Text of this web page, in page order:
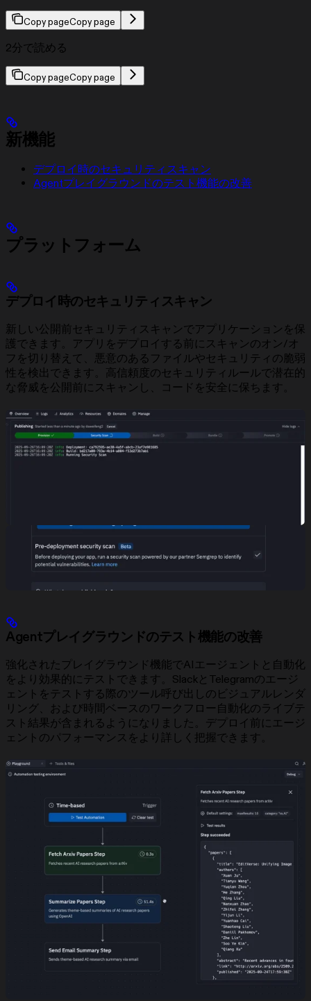
Copy pageCopy page
2分で読める
Copy pageCopy page
新機能
デプロイ時のセキュリティスキャン
Agentプレイグラウンドのテスト機能の改善
プラットフォーム
デプロイ時のセキュリティスキャン
新しい公開前セキュリティスキャンでアプリケーションを保
護できます。アプリをデプロイする前にスキャンのオン/オ
フを切り替えて、悪意のあるファイルやセキュリティの脆弱
性を検出できます。高信頼度のセキュリティルールで潜在的
な脅威を公開前にスキャンし、コードを安全に保ちます。
Agentプレイグラウンドのテスト機能の改善
強化されたプレイグラウンド機能でAIエージェントと自動化
をより効果的にテストできます。SlackとTelegramのエージ
ェントをテストする際のツール呼び出しのビジュアルレンダ
リング、および時間ベースのワークフロー自動化のライブテ
スト結果が含まれるようになりました。デプロイ前にエージ
ェントのパフォーマンスをより詳しく把握できます。